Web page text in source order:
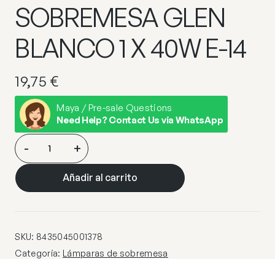
SOBREMESA GLEN
BLANCO 1 X 40W E-14
19,75 €
Maya / Pre-sale Questions
Need Help? Contact Us via WhatsApp
SOBREMESA
GLEN
BLANCO
1
E-
14
- +
Añadir al carrito
SKU: 8435045001378
Categoría: Lámparas de sobremesa